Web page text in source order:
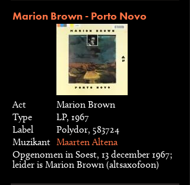
Marion Brown - Porto Novo
Act
Marion Brown
Type
LP, 1967
Label
Polydor, 583724
Muzikant Maarten Altena
Opgenomen in Soest, 13 december 1967;
leider is Marion Brown (altsaxofoon)